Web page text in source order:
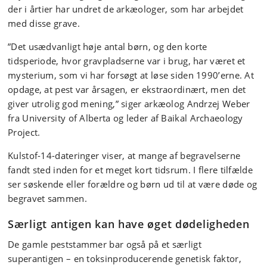
der i årtier har undret de arkæologer, som har arbejdet
med disse grave.
”Det usædvanligt høje antal børn, og den korte
tidsperiode, hvor gravpladserne var i brug, har været et
mysterium, som vi har forsøgt at løse siden 1990’erne. At
opdage, at pest var årsagen, er ekstraordinært, men det
giver utrolig god mening,” siger arkæolog Andrzej Weber
fra University of Alberta og leder af Baikal Archaeology
Project.
Kulstof-14-dateringer viser, at mange af begravelserne
fandt sted inden for et meget kort tidsrum. I flere tilfælde
ser søskende eller forældre og børn ud til at være døde og
begravet sammen.
Særligt antigen kan have øget dødeligheden
De gamle peststammer bar også på et særligt
superantigen – en toksinproducerende genetisk faktor,